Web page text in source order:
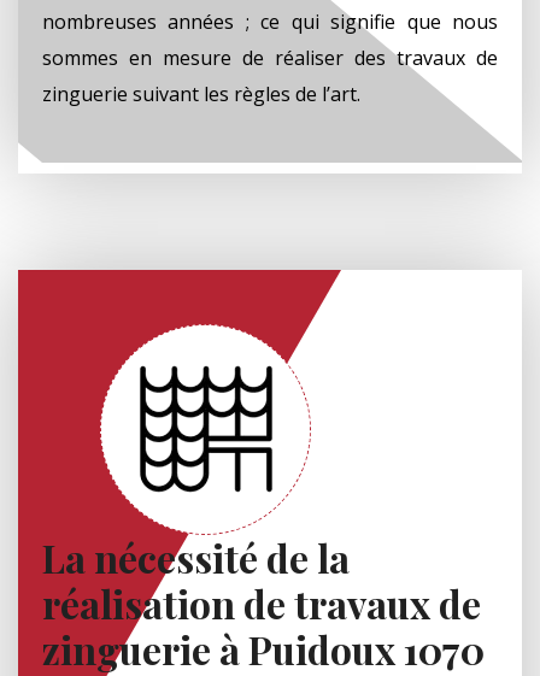
nombreuses années ; ce qui signifie que nous
sommes en mesure de réaliser des travaux de
zinguerie suivant les règles de l’art.
La nécessité de la
réalisation de travaux de
zinguerie à Puidoux 1070